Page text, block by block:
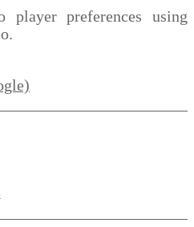
player preferences using